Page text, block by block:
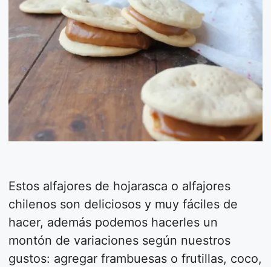
Estos alfajores de hojarasca o alfajores
chilenos son deliciosos y muy fáciles de
hacer, además podemos hacerles un
montón de variaciones según nuestros
gustos: agregar frambuesas o frutillas, coco,